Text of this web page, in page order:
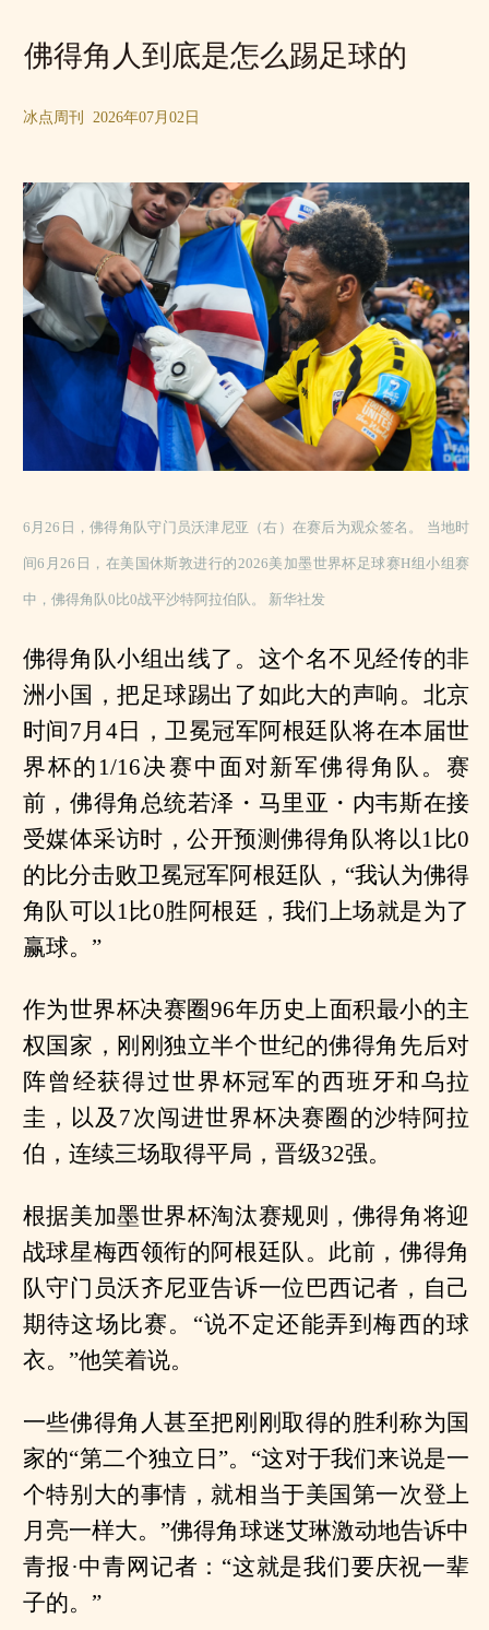
佛得角人到底是怎么踢足球的
冰点周刊 2026年07月02日
6月26日，佛得角队守门员沃津尼亚（右）在赛后为观众签名。 当地时
间6月26日，在美国休斯敦进行的2026美加墨世界杯足球赛H组小组赛
中，佛得角队0比0战平沙特阿拉伯队。 新华社发
佛得角队小组出线了。这个名不见经传的非
洲小国，把足球踢出了如此大的声响。北京
时间7月4日，卫冕冠军阿根廷队将在本届世
界杯的1/16决赛中面对新军佛得角队。赛
前，佛得角总统若泽・马里亚・内韦斯在接
受媒体采访时，公开预测佛得角队将以1比0
的比分击败卫冕冠军阿根廷队，“我认为佛得
角队可以1比0胜阿根廷，我们上场就是为了
赢球。”
作为世界杯决赛圈96年历史上面积最小的主
权国家，刚刚独立半个世纪的佛得角先后对
阵曾经获得过世界杯冠军的西班牙和乌拉
圭，以及7次闯进世界杯决赛圈的沙特阿拉
伯，连续三场取得平局，晋级32强。
根据美加墨世界杯淘汰赛规则，佛得角将迎
战球星梅西领衔的阿根廷队。此前，佛得角
队守门员沃齐尼亚告诉一位巴西记者，自己
期待这场比赛。“说不定还能弄到梅西的球
衣。”他笑着说。
一些佛得角人甚至把刚刚取得的胜利称为国
家的“第二个独立日”。“这对于我们来说是一
个特别大的事情，就相当于美国第一次登上
月亮一样大。”佛得角球迷艾琳激动地告诉中
青报·中青网记者：“这就是我们要庆祝一辈
子的。”